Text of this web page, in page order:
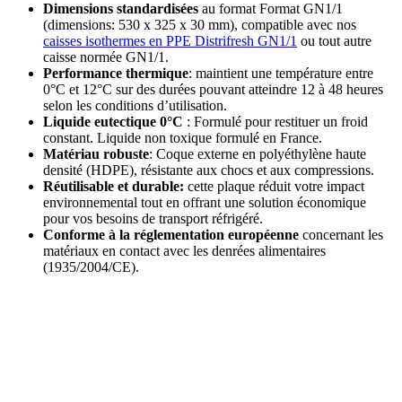
Dimensions standardisées au format Format GN1/1
(dimensions: 530 x 325 x 30 mm), compatible avec nos
caisses isothermes en PPE Distrifresh GN1/1 ou tout autre
caisse normée GN1/1.
Performance thermique: maintient une température entre
0°C et 12°C sur des durées pouvant atteindre 12 à 48 heures
selon les conditions d’utilisation.
Liquide eutectique 0°C : Formulé pour restituer un froid
constant. Liquide non toxique formulé en France.
Matériau robuste: Coque externe en polyéthylène haute
densité (HDPE), résistante aux chocs et aux compressions.
Réutilisable et durable: cette plaque réduit votre impact
environnemental tout en offrant une solution économique
pour vos besoins de transport réfrigéré.
Conforme à la réglementation européenne concernant les
matériaux en contact avec les denrées alimentaires
(1935/2004/CE).